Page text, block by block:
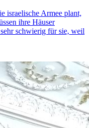
israelische Armee plant,
ihre Häuser
schwierig für sie, weil